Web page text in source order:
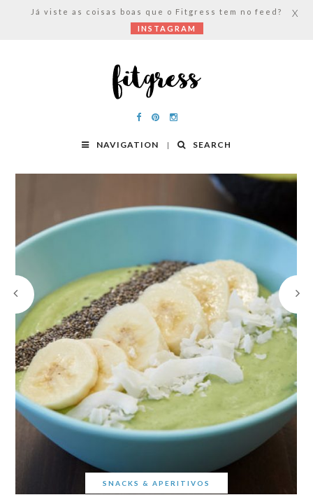
NAVIGATION SEARCH
SNACKS & APERITIVOS
Já viste as coisas boas que o Fitgress tem no feed?
INSTAGRAM
X